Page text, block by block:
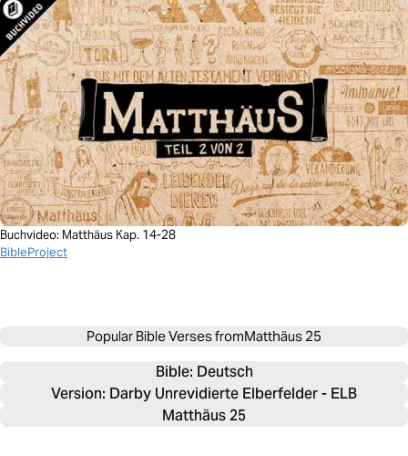
Buchvideo: Matthäus Kap. 14-28
BibleProject
Popular Bible Verses fromMatthäus 25
Bible: Deutsch
Version: Darby Unrevidierte Elberfelder - ELB
Matthäus 25